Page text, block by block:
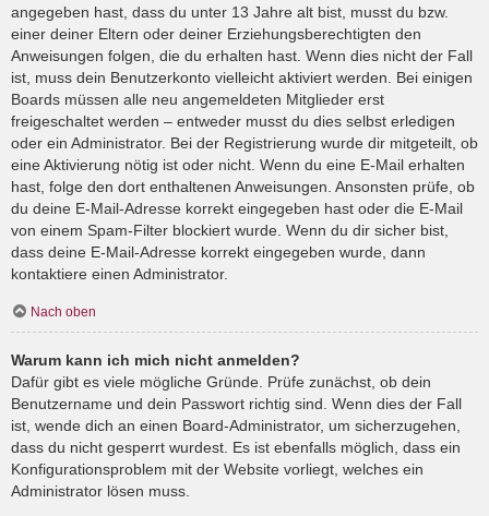
angegeben hast, dass du unter 13 Jahre alt bist, musst du bzw.
einer deiner Eltern oder deiner Erziehungsberechtigten den
Anweisungen folgen, die du erhalten hast. Wenn dies nicht der Fall
ist, muss dein Benutzerkonto vielleicht aktiviert werden. Bei einigen
Boards müssen alle neu angemeldeten Mitglieder erst
freigeschaltet werden – entweder musst du dies selbst erledigen
oder ein Administrator. Bei der Registrierung wurde dir mitgeteilt, ob
eine Aktivierung nötig ist oder nicht. Wenn du eine E-Mail erhalten
hast, folge den dort enthaltenen Anweisungen. Ansonsten prüfe, ob
du deine E-Mail-Adresse korrekt eingegeben hast oder die E-Mail
von einem Spam-Filter blockiert wurde. Wenn du dir sicher bist,
dass deine E-Mail-Adresse korrekt eingegeben wurde, dann
kontaktiere einen Administrator.
Nach oben
Warum kann ich mich nicht anmelden?
Dafür gibt es viele mögliche Gründe. Prüfe zunächst, ob dein
Benutzername und dein Passwort richtig sind. Wenn dies der Fall
ist, wende dich an einen Board-Administrator, um sicherzugehen,
dass du nicht gesperrt wurdest. Es ist ebenfalls möglich, dass ein
Konfigurationsproblem mit der Website vorliegt, welches ein
Administrator lösen muss.